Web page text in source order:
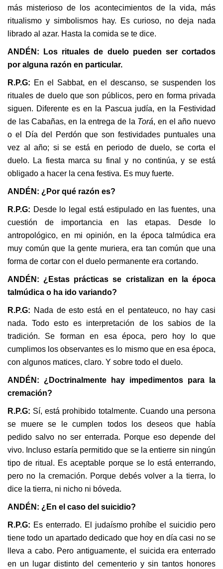
más misterioso de los acontecimientos de la vida, más
ritualismo y simbolismos hay. Es curioso, no deja nada
librado al azar. Hasta la comida se te dice.
ANDÉN: Los rituales de duelo pueden ser cortados
por alguna razón en particular.
R.P.G: En el Sabbat, en el descanso, se suspenden los
rituales de duelo que son públicos, pero en forma privada
siguen. Diferente es en la Pascua judía, en la Festividad
de las Cabañas, en la entrega de la Torá, en el año nuevo
o el Día del Perdón que son festividades puntuales una
vez al año; si se está en periodo de duelo, se corta el
duelo. La fiesta marca su final y no continúa, y se está
obligado a hacer la cena festiva. Es muy fuerte.
ANDÉN: ¿Por qué razón es?
R.P.G: Desde lo legal está estipulado en las fuentes, una
cuestión de importancia en las etapas. Desde lo
antropológico, en mi opinión, en la época talmúdica era
muy común que la gente muriera, era tan común que una
forma de cortar con el duelo permanente era cortando.
ANDÉN: ¿Estas prácticas se cristalizan en la época
talmúdica o ha ido variando?
R.P.G: Nada de esto está en el pentateuco, no hay casi
nada. Todo esto es interpretación de los sabios de la
tradición. Se forman en esa época, pero hoy lo que
cumplimos los observantes es lo mismo que en esa época,
con algunos matices, claro. Y sobre todo el duelo.
ANDÉN: ¿Doctrinalmente hay impedimentos para la
cremación?
R.P.G: Sí, está prohibido totalmente. Cuando una persona
se muere se le cumplen todos los deseos que había
pedido salvo no ser enterrada. Porque eso depende del
vivo. Incluso estaría permitido que se la entierre sin ningún
tipo de ritual. Es aceptable porque se lo está enterrando,
pero no la cremación. Porque debés volver a la tierra, lo
dice la tierra, ni nicho ni bóveda.
ANDÉN: ¿En el caso del suicidio?
R.P.G: Es enterrado. El judaísmo prohíbe el suicidio pero
tiene todo un apartado dedicado que hoy en día casi no se
lleva a cabo. Pero antiguamente, el suicida era enterrado
en un lugar distinto del cementerio y sin tantos honores